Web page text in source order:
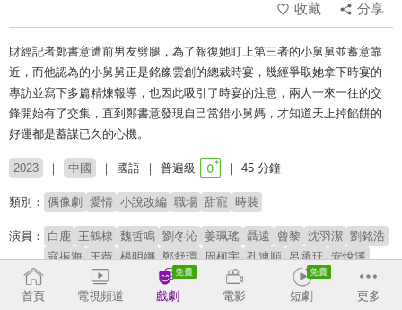
收藏
分享
財經記者鄭書意遭前男友劈腿，為了報復她盯上第三者的小舅舅並蓄意靠
近，而他認為的小舅舅正是銘豫雲創的總裁時宴，幾經爭取她拿下時宴的
專訪並寫下多篇精煉報導，也因此吸引了時宴的注意，兩人一來一往的交
鋒開始有了交集，直到鄭書意發現自己當錯小舅媽，才知道天上掉餡餅的
好運都是蓄謀已久的心機。
2023 中國 國語 普遍級 45 分鐘
類別： 偶像劇 愛情 小說改編 職場 甜寵 時裝
演員： 白鹿 王鶴棣 魏哲鳴 劉冬沁 姜珮瑤 聶遠 曾黎 沈羽潔 劉銘浩
寇振海 王薇 楊明娜 鄭舒環 周柯宇 孔連順 呂承玨 安悅溪
董璿 魯照華 劉些寧
首頁 電視頻道 戲劇 電影 短劇 更多